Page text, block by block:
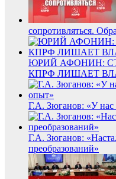
сопротивляться.
ЮРИЙ АФОНИН:
КПРФ ЛИШАЕТ
Г.А. Зюганов: «У нас
Г.А. Зюганов:
преобразований»